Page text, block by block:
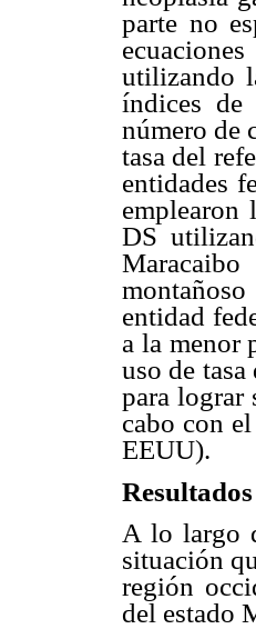
parte no
utilizando
índices de
número de
tasa del
entidades
emplearon
DS
entidad
a la menor
uso de
para lograr
cabo con
EEUU).
A lo largo
situación
región
del estado